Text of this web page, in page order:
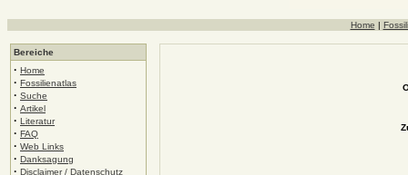
Home |
Bereiche
· Home
· Fossilienatlas
· Suche
· Artikel
· Literatur
· FAQ
· Web Links
· Danksagung
· Disclaimer / Datenschutz